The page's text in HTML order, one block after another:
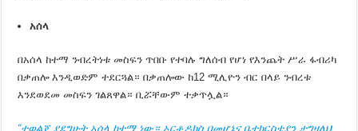
አሰላ
በአሰላ ከተማ ንብረትነቱ መስፍን ጥበቡ የተባሉ ግለሰብ የሆነ የእንጨት ሥራ ፋብሪካ
በቃጠሎ እንዲወድም ተደርጓል። በቃጠሎው ከ12 ሚሊዮን ብር በላይ ንብረቱ
እንደወደመ መስፍን ገልጸዋል። ቢሯቸውም ተቃጥሏል።
“ተወልጄ ያደግሁት አሰላ ከተማ ነው። ኦርቶዶክስ በመሆኔና ቤተክርስቲያን ታግዛለህ